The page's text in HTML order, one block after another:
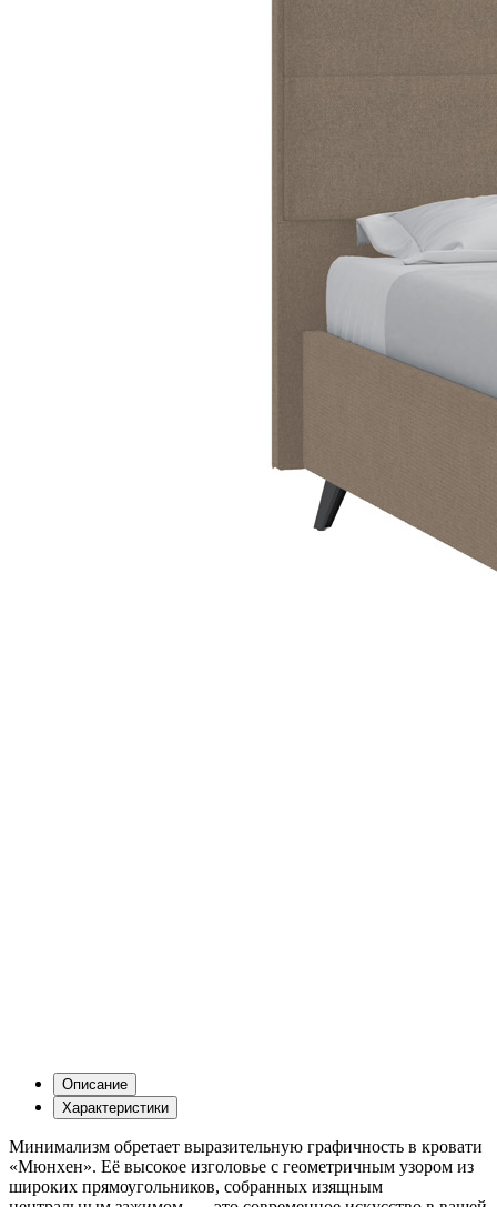
Описание
Характеристики
Минимализм обретает выразительную графичность в кровати
«Мюнхен». Её высокое изголовье с геометричным узором из
широких прямоугольников, собранных изящным